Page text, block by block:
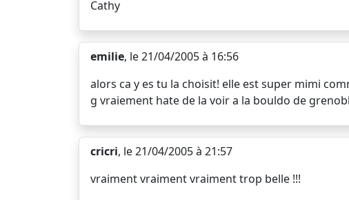
Cathy
emilie, le 21/04/2005 à 16:56
alors ca y es tu la choisit! elle est super mimi
g vraiement hate de la voir a la bouldo de
cricri, le 21/04/2005 à 21:57
vraiment vraiment vraiment trop belle !!!